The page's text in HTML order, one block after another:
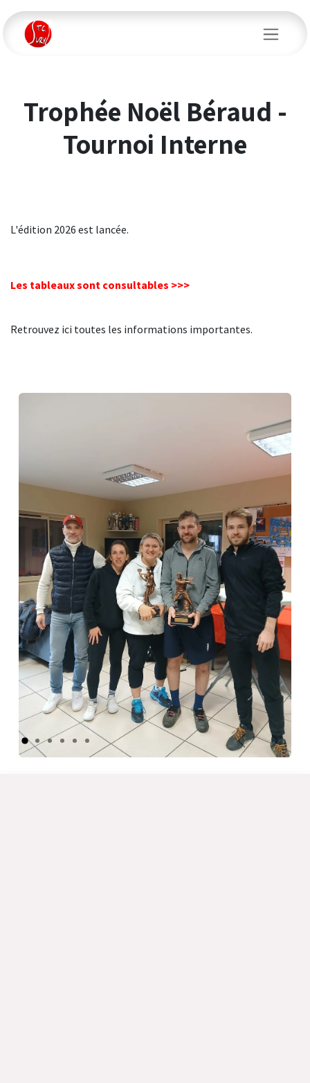
Se rendre au contenu
Trophée Noël Béraud -
Tournoi Interne
L'édition 2026 est lancée.
Les tableaux sont consultables >>>
Retrouvez ici toutes les informations importantes.
PrécédentSuivant